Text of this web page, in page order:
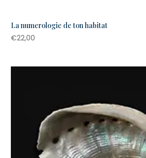
La numerologie de ton habitat
€22,00